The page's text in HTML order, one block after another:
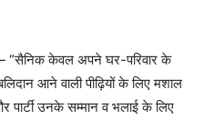
“सैनिक केवल अपने घर-परिवार के
आने वाली पीढ़ियों के लिए मशाल
उनके सम्मान व भलाई के लिए